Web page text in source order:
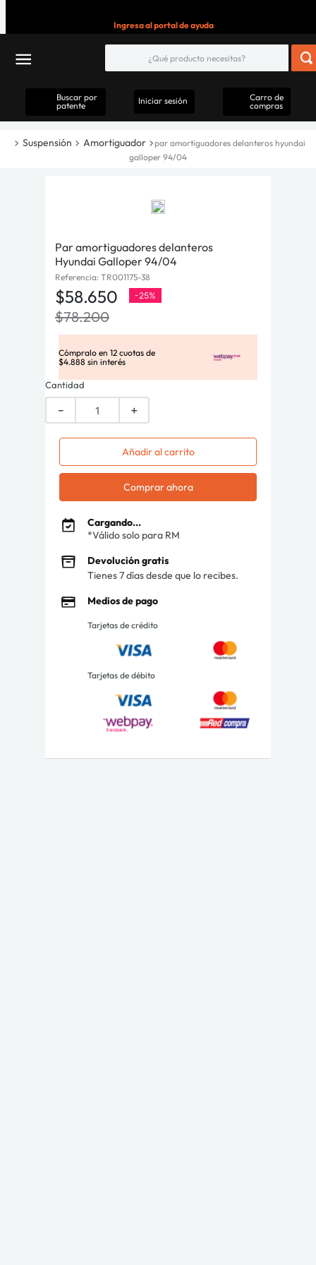
Ingresa al portal de ayuda
Buscar por
patente
Iniciar sesión
Carro de
compras
Suspensión Amortiguador
par amortiguadores delanteros hyundai
galloper 94/04
Par amortiguadores delanteros
Hyundai Galloper 94/04
Referencia: TR001175-38
$58.650 -25%
$78.200
Cómpralo en 12 cuotas de
$4.888 sin interés
Cantidad
＋
－
Añadir al carrito
Comprar ahora
Cargando...
*Válido solo para RM
Devolución gratis
Tienes 7 días desde que lo recibes.
Medios de pago
Tarjetas de crédito
Tarjetas de débito